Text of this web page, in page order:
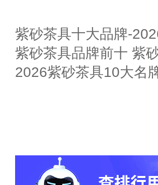
紫砂茶具十大品牌-
紫砂茶具品牌前十 紫
2026紫砂茶具10大名